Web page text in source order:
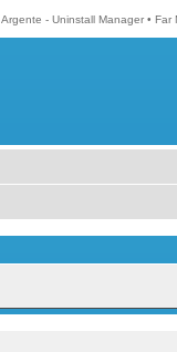
Argente - Uninstall Manager • Far